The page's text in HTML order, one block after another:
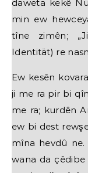
daweta kekê
min ew
tîne zimên;
Identität) re
Ew kesên
ji me ra pir bi
me ra; kurdên
ew bi dest
mîna hevdû
wana da çêdibe